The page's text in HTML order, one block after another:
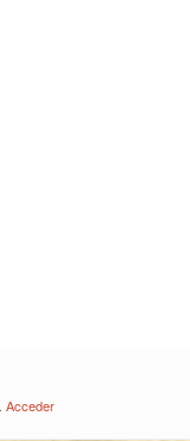
Acceder